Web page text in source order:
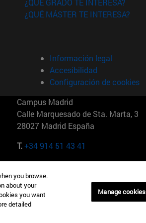
ventana)
nueva ventana)
nueva ventana)
¿QUÉ GRADO TE INTERESA?
¿QUÉ MÁSTER TE INTERESA?
Información legal
Accesibilidad
Configuración de cookies
Campus Madrid
Calle Marquesado de Sta. Marta, 3
28027 Madrid España
T.+34 914 51 43 41
Maria-Theresia-Straße 15 81675
Múnich Alemania
T.+49 89 24209790
you browse.
about your
you want
detailed
Manage cookies